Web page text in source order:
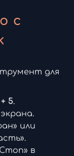
с
для
5.
или
в